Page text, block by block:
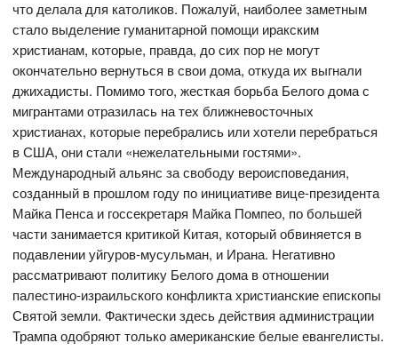
что делала для католиков. Пожалуй, наиболее заметным
стало выделение гуманитарной помощи иракским
христианам, которые, правда, до сих пор не могут
окончательно вернуться в свои дома, откуда их выгнали
джихадисты. Помимо того, жесткая борьба Белого дома с
мигрантами отразилась на тех ближневосточных
христианах, которые перебрались или хотели перебраться
в США, они стали «нежелательными гостями».
Международный альянс за свободу вероисповедания,
созданный в прошлом году по инициативе вице-президента
Майка Пенса и госсекретаря Майка Помпео, по большей
части занимается критикой Китая, который обвиняется в
подавлении уйгуров-мусульман, и Ирана. Негативно
рассматривают политику Белого дома в отношении
палестино-израильского конфликта христианские епископы
Святой земли. Фактически здесь действия администрации
Трампа одобряют только американские белые евангелисты.